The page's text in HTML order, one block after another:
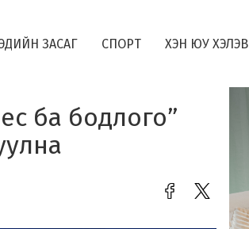
ЗАСАГ СПОРТ ХЭН ЮУ ХЭЛЭВ
ба бодлого”